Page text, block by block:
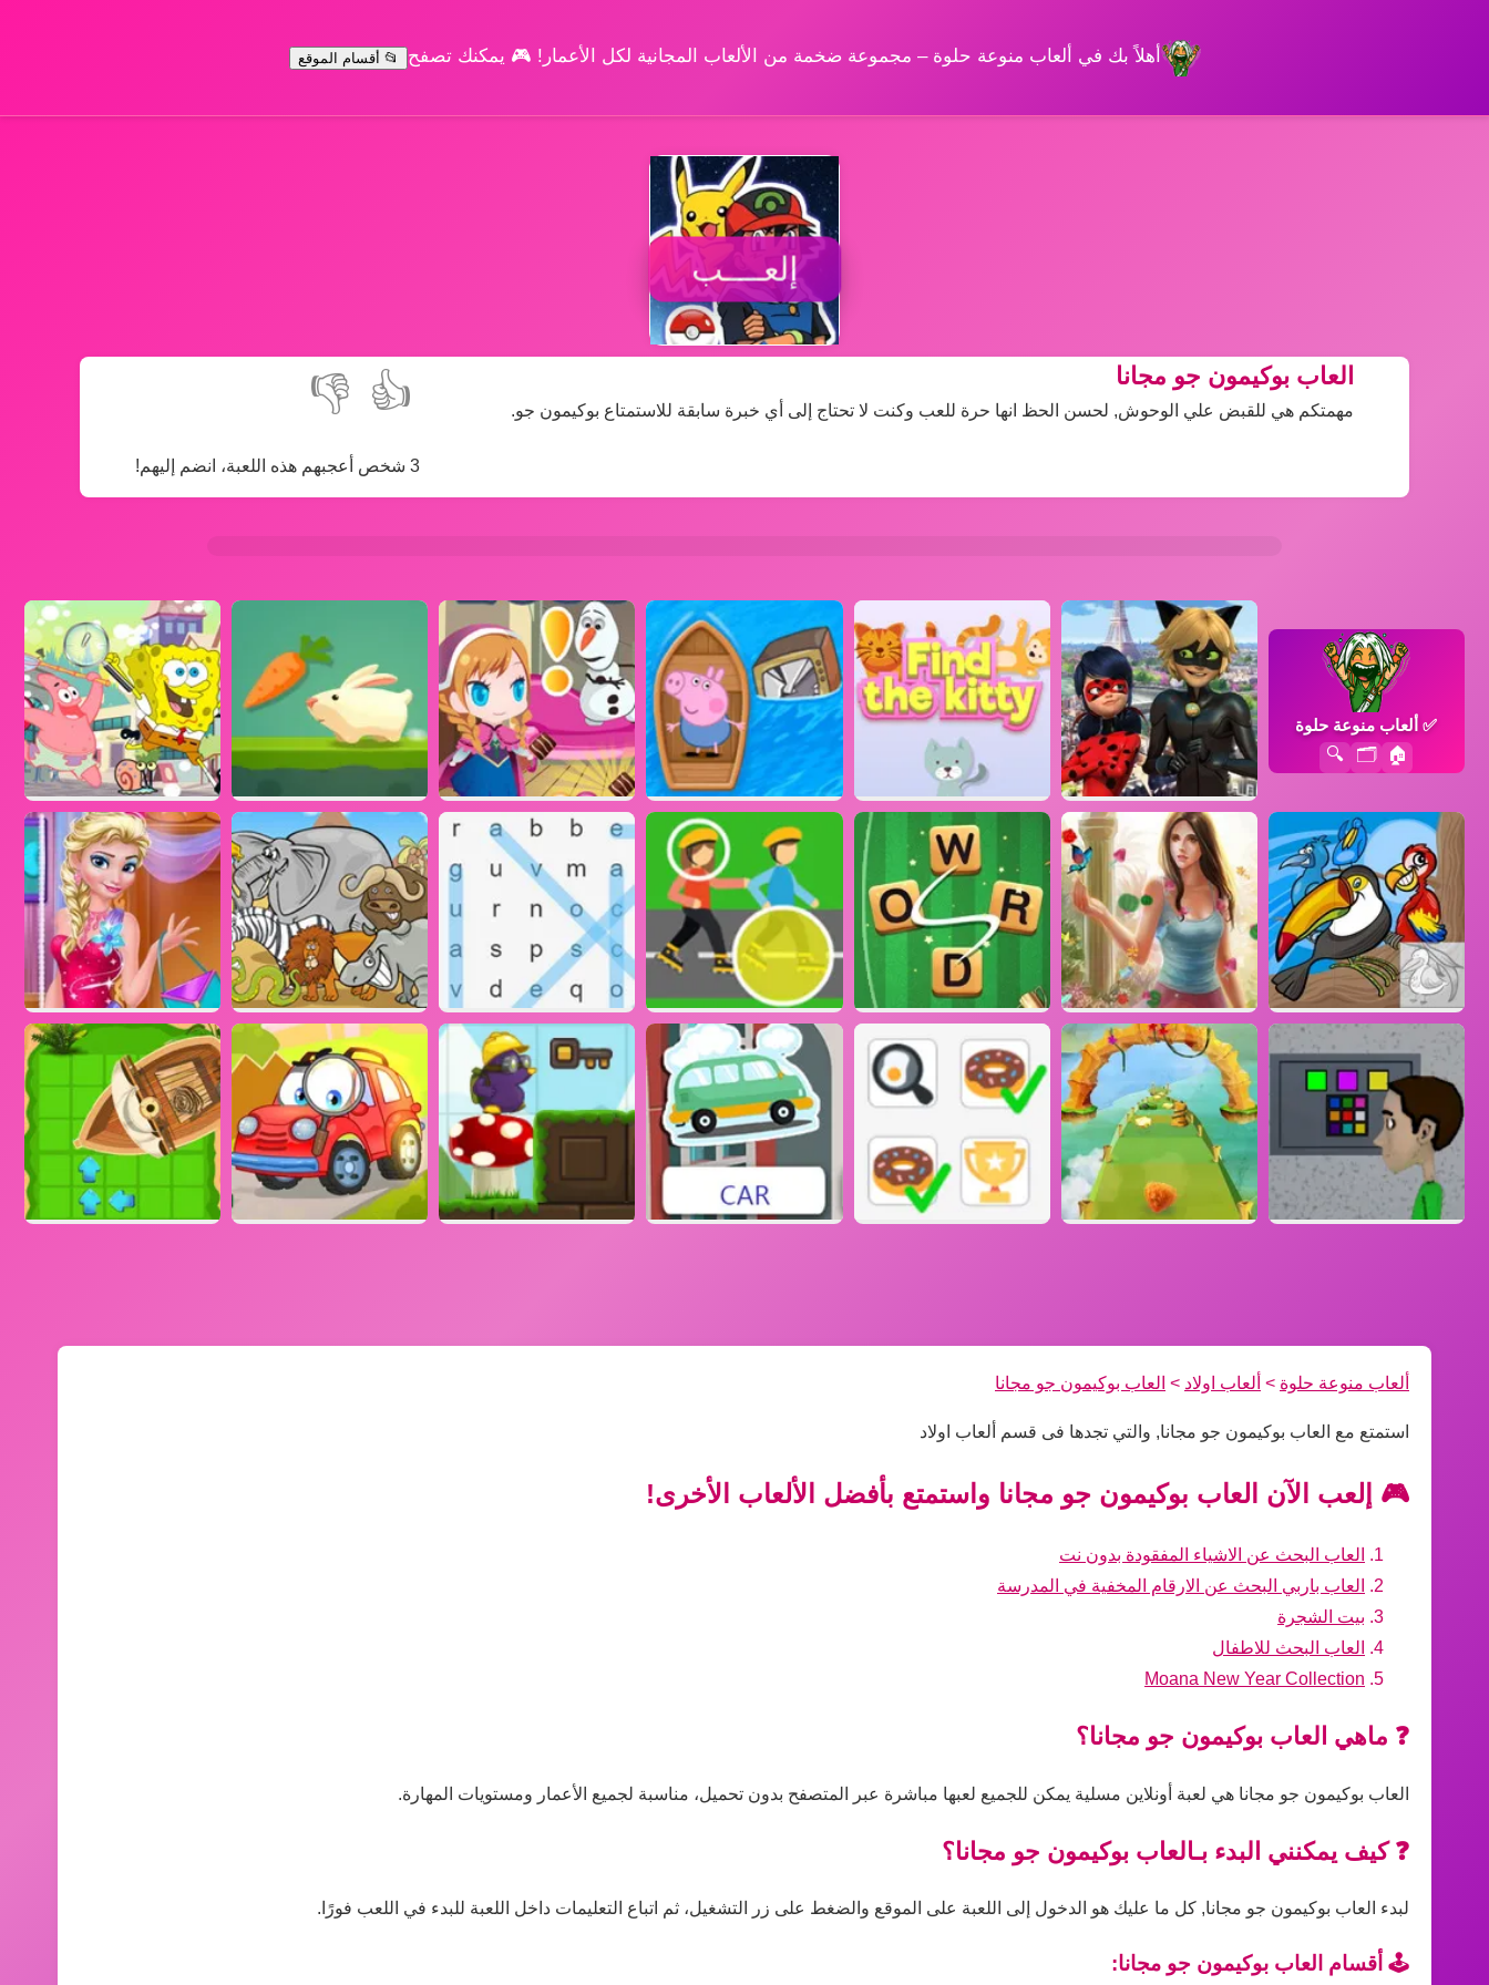
أهلاً بك في ألعاب منوعة حلوة – مجموعة ضخمة من الألعاب المجانية لكل الأعمار! 🎮 يمكنك تصفح 📂 أقسام الموقع
إلعــــب
👍
👎
3 شخص أعجبهم هذه اللعبة، انضم إليهم!
العاب بوكيمون جو مجانا
مهمتكم هي للقبض علي الوحوش, لحسن الحظ انها حرة للعب وكنت لا تحتاج إلى أي خبرة سابقة للاستمتاع بوكيمون جو.
✅ألعاب منوعة حلوة
🏠
🗂️
🔍
ألعاب منوعة حلوة > ألعاب اولاد > العاب بوكيمون جو مجانا
استمتع مع العاب بوكيمون جو مجانا, والتي تجدها فى قسم ألعاب اولاد
🎮 إلعب الآن العاب بوكيمون جو مجانا واستمتع بأفضل الألعاب الأخرى!
العاب البحث عن الاشياء المفقودة بدون نت
العاب باربي البحث عن الارقام المخفية في المدرسة
بيت الشجرة
العاب البحث للاطفال
Moana New Year Collection
❓ ماهي العاب بوكيمون جو مجانا؟
العاب بوكيمون جو مجانا هي لعبة أونلاين مسلية يمكن للجميع لعبها مباشرة عبر المتصفح بدون تحميل، مناسبة لجميع الأعمار ومستويات المهارة.
❓ كيف يمكنني البدء بـالعاب بوكيمون جو مجانا؟
لبدء العاب بوكيمون جو مجانا, كل ما عليك هو الدخول إلى اللعبة على الموقع والضغط على زر التشغيل، ثم اتباع التعليمات داخل اللعبة للبدء في اللعب فورًا.
🕹️ أقسام العاب بوكيمون جو مجانا: